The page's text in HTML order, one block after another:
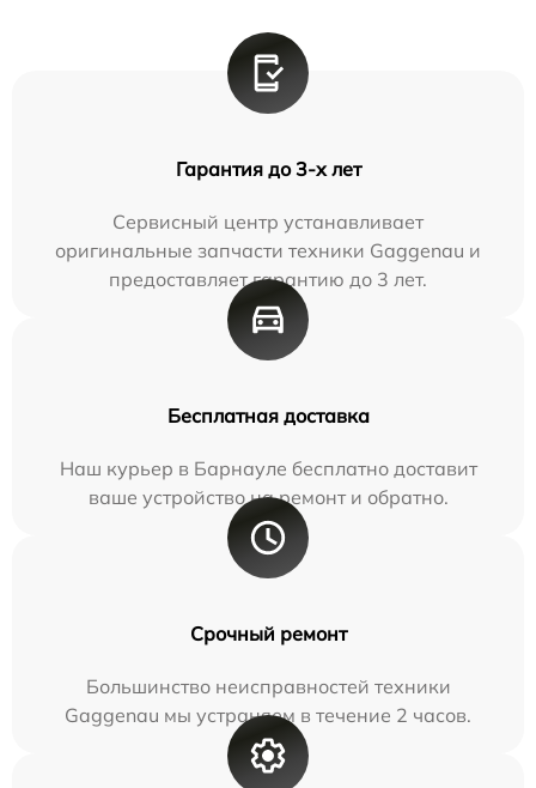
Гарантия до 3-х лет
Сервисный центр устанавливает
оригинальные запчасти техники Gaggenau и
предоставляет гарантию до 3 лет.
Бесплатная доставка
Наш курьер в Барнауле бесплатно доставит
ваше устройство на ремонт и обратно.
Срочный ремонт
Большинство неисправностей техники
Gaggenau мы устраняем в течение 2 часов.